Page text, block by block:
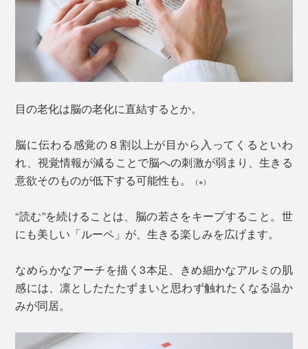
目の老化は脳の老化に直結するとか。
脳に伝わる感覚の８割以上が目から入ってくるといわ
れ、視覚情報が減ることで脳への刺激が弱まり、生きる
意欲そのものが低下する可能性も。
（※）
“読む”を続けることは、脳の若さをキープすること。世
にも美しい「ルーペ」が、生きる楽しみを広げます。
なめらかなアーチを描く3本足、きめ細かなアルミの肌
感には、凛としたたたずまいと思わず触れたくなる温か
みが同居。